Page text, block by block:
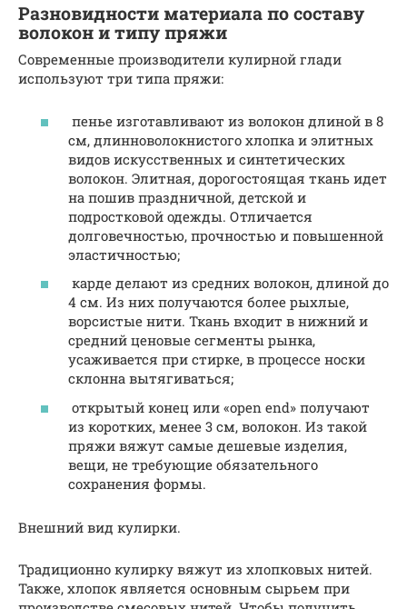
Разновидности материала по составу
волокон и типу пряжи
Современные производители кулирной глади
используют три типа пряжи:
пенье изготавливают из волокон длиной в 8
см, длинноволокнистого хлопка и элитных
видов искусственных и синтетических
волокон. Элитная, дорогостоящая ткань идет
на пошив праздничной, детской и
подростковой одежды. Отличается
долговечностью, прочностью и повышенной
эластичностью;
карде делают из средних волокон, длиной до
4 см. Из них получаются более рыхлые,
ворсистые нити. Ткань входит в нижний и
средний ценовые сегменты рынка,
усаживается при стирке, в процессе носки
склонна вытягиваться;
открытый конец или «open end» получают
из коротких, менее 3 см, волокон. Из такой
пряжи вяжут самые дешевые изделия,
вещи, не требующие обязательного
сохранения формы.
Внешний вид кулирки.
Традиционно кулирку вяжут из хлопковых нитей.
Также, хлопок является основным сырьем при